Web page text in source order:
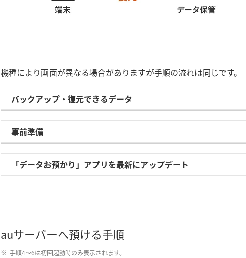
機種により画面が異なる場合がありますが手順の流れは同じです。
バックアップ・復元できるデータ
事前準備
「データお預かり」アプリを最新にアップデート
auサーバーへ預ける手順
手順4～6は初回起動時のみ表示されます。